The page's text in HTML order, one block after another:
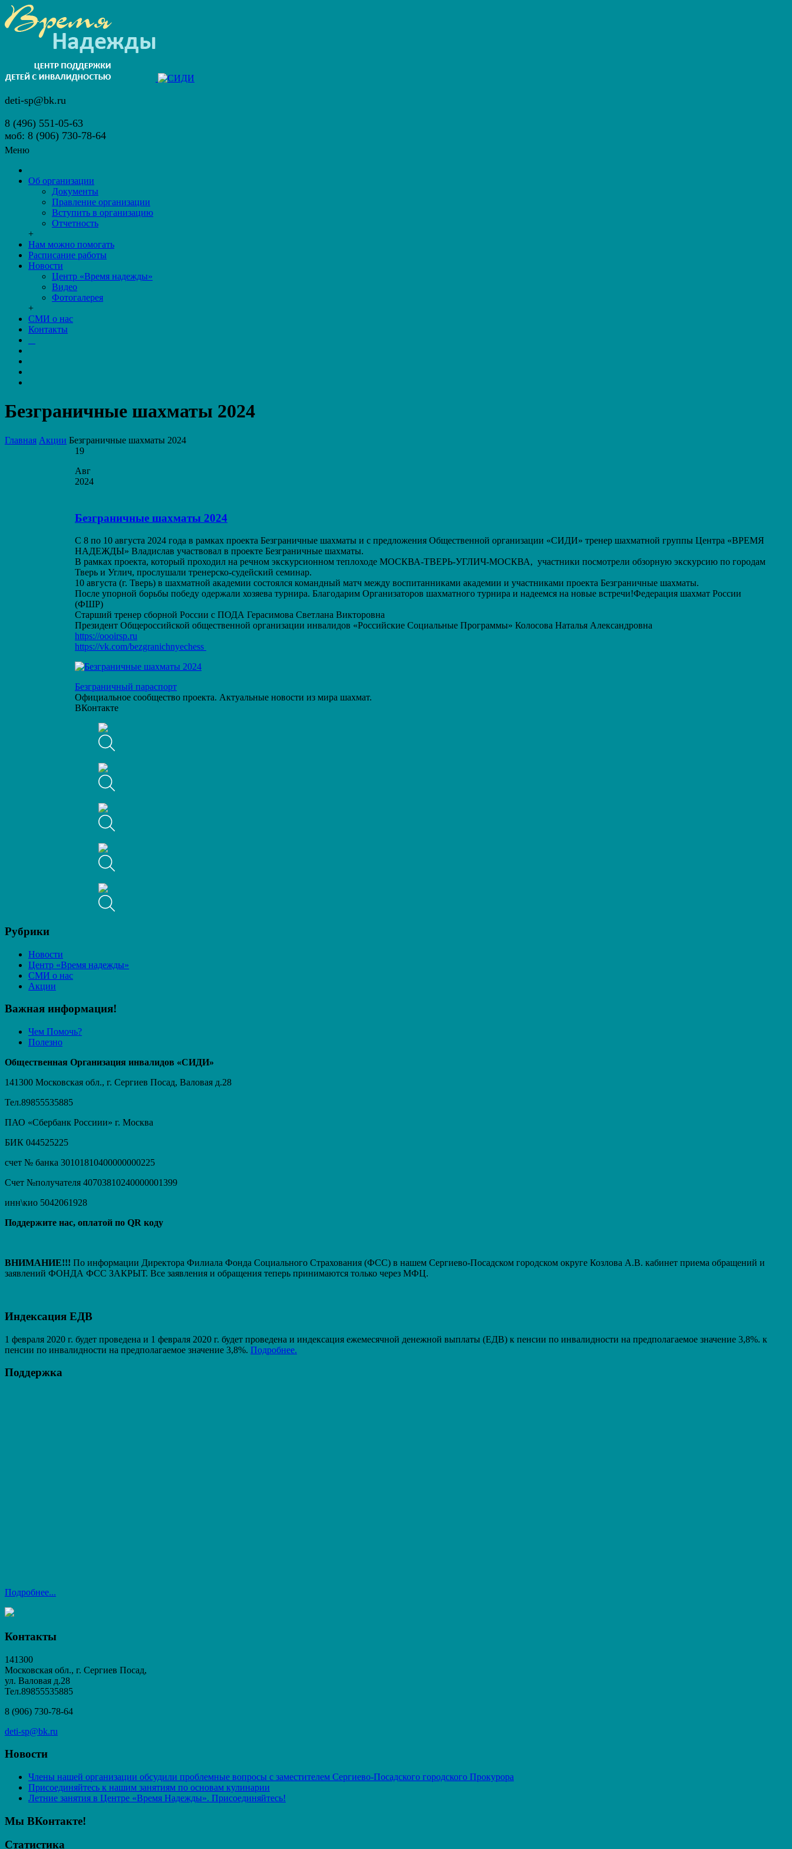
deti-sp@bk.ru
8 (496) 551-05-63
моб: 8 (906) 730-78-64
Меню
Об организации
Документы
Правление организации
Вступить в организацию
Отчетность
+
Нам можно помогать
Расписание работы
Новости
Центр «Время надежды»
Видео
Фотогалерея
+
СМИ о нас
Контакты
Безграничные шахматы 2024
Главная Акции Безграничные шахматы 2024
19
Авг
2024
Безграничные шахматы 2024
С 8 по 10 августа 2024 года в рамках проекта Безграничные шахматы и с предложения Общественной организации «СИДИ» тренер шахматной группы Центра «ВРЕМЯ
НАДЕЖДЫ» Владислав участвовал в проекте Безграничные шахматы.
В рамках проекта, который проходил на речном экскурсионном теплоходе МОСКВА-ТВЕРЬ-УГЛИЧ-МОСКВА, участники посмотрели обзорную экскурсию по городам
Тверь и Углич, прослушали тренерско-судейский семинар.
10 августа (г. Тверь) в шахматной академии состоялся командный матч между воспитанниками академии и участниками проекта Безграничные шахматы.
После упорной борьбы победу одержали хозяева турнира. Благодарим Организаторов шахматного турнира и надеемся на новые встречи!Федерация шахмат России
(ФШР)
Старший тренер сборной России с ПОДА Герасимова Светлана Викторовна
Президент Общероссийской общественной организации инвалидов «Российские Социальные Программы» Колосова Наталья Александровна
https://oooirsp.ru
https://vk.com/bezgranichnyechess
Безграничный параспорт
Официальное сообщество проекта. Актуальные новости из мира шахмат.
ВКонтакте
Рубрики
Новости
Центр «Время надежды»
СМИ о нас
Акции
Важная информация!
Чем Помочь?
Полезно
Общественная Организация инвалидов «СИДИ»
141300 Московская обл., г. Сергиев Посад, Валовая д.28
Тел.89855535885
ПАО «Сбербанк Россиии» г. Москва
БИК 044525225
счет № банка 30101810400000000225
Счет №получателя 40703810240000001399
инн\кио 5042061928
Поддержите нас, оплатой по QR коду
ВНИМАНИЕ!!! По информации Директора Филиала Фонда Социального Страхования (ФСС) в нашем Сергиево-Посадском городском округе Козлова А.В. кабинет приема обращений и
заявлений ФОНДА ФСС ЗАКРЫТ. Вcе заявления и обращения теперь принимаются только через МФЦ.
Индексация ЕДВ
1 февраля 2020 г. будет проведена и 1 февраля 2020 г. будет проведена и индексация ежемесячной денежной выплаты (ЕДВ) к пенсии по инвалидности на предполагаемое значение 3,8%. к
пенсии по инвалидности на предполагаемое значение 3,8%. Подробнее.
Поддержка
Подробнее...
Контакты
141300
Московская обл., г. Сергиев Посад,
ул. Валовая д.28
Тел.89855535885
8 (906) 730-78-64
deti-sp@bk.ru
Новости
Члены нашей организации обсудили проблемные вопросы с заместителем Сергиево-Посадского городского Прокурора
Присоединяйтесь к нашим занятиям по основам кулинарии
Летние занятия в Центре «Время Надежды». Присоединяйтесь!
Мы ВКонтакте!
Статистика